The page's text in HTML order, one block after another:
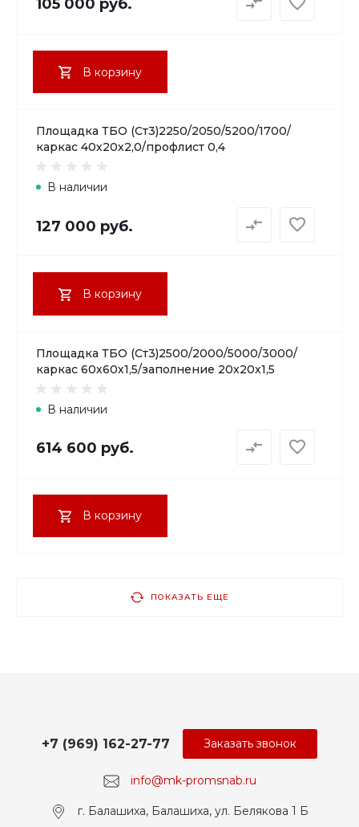
105 000 руб.
В корзину
Площадка ТБО (Ст3)2250/2050/5200/1700/
каркас 40х20х2,0/профлист 0,4
В наличии
127 000 руб.
В корзину
Площадка ТБО (Ст3)2500/2000/5000/3000/
каркас 60х60х1,5/заполнение 20х20х1,5
В наличии
614 600 руб.
В корзину
ПОКАЗАТЬ ЕЩЕ
info@mk-promsnab.ru
+7 (969) 162-27-77
г. Балашиха, Балашиха, ул. Белякова 1 Б
Заказать звонок